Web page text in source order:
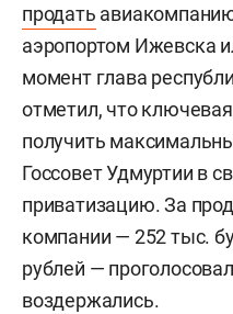
продать
аэропортом Ижевска
момент глава
отметил, что
получить
Госсовет Удмуртии в
приватизацию. За
компании — 252 тыс.
рублей —
воздержались.